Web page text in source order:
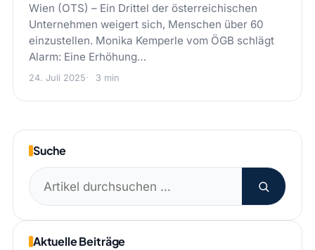
Wien (OTS) – Ein Drittel der österreichischen
Unternehmen weigert sich, Menschen über 60
einzustellen. Monika Kemperle vom ÖGB schlägt
Alarm: Eine Erhöhung…
24. Juli 2025 3 min
Suche
Suchen
nach:
Aktuelle Beiträge